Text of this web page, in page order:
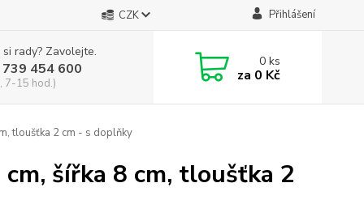
CZK Přihlášení
rady? Zavolejte.
454 600
7-15 hod.)
0ks
za 0 Kč
tloušťka 2 cm - s doplňky
šířka 8 cm, tloušťka 2